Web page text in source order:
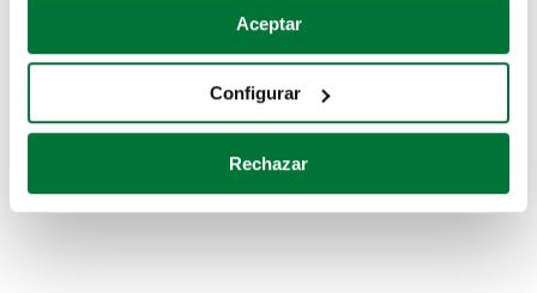
Si lo permite, también quisiéramos:
Recopilar información sobre su ubicación geográfica
Identificar su dispositivo analizándolo activamente
para buscar características específicas (huellas
Obtenga más información sobre cómo se procesan sus
Aceptar
Configurar
Rechazar
Coches de km0